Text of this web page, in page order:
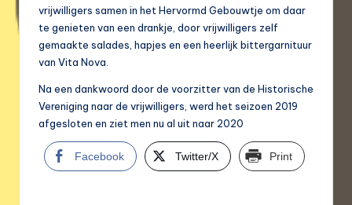
vrijwilligers samen in het Hervormd Gebouwtje om daar
te genieten van een drankje, door vrijwilligers zelf
gemaakte salades, hapjes en een heerlijk bittergarnituur
van Vita Nova.
Na een dankwoord door de voorzitter van de Historische
Vereniging naar de vrijwilligers, werd het seizoen 2019
afgesloten en ziet men nu al uit naar 2020
Facebook Twitter/X Print